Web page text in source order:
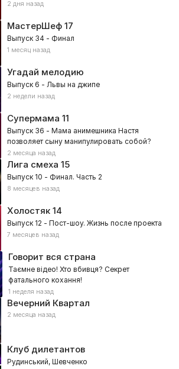
2 дня назад
МастерШеф17
Выпуск 34 - Финал
1 месяц назад
Угадай мелодию
Выпуск 6 - Львы на джипе
2 недели назад
Супермама 11
Выпуск 36 - Мама анимешника Настя
позволяет сыну манипулировать собой?
2 месяца назад
Лига смеха 15
Выпуск 10 - Финал. Часть 2
8 месяцев назад
Холостяк14
Выпуск 12 - Пост-шоу. Жизнь после проекта
7 месяцев назад
Говорит вся страна
Таємне відео! Хто вбивця? Секрет
фатального кохання!
1 неделя назад
Вечерний Квартал
2 месяца назад
Клуб дилетантов
Рудинський, Шевченко